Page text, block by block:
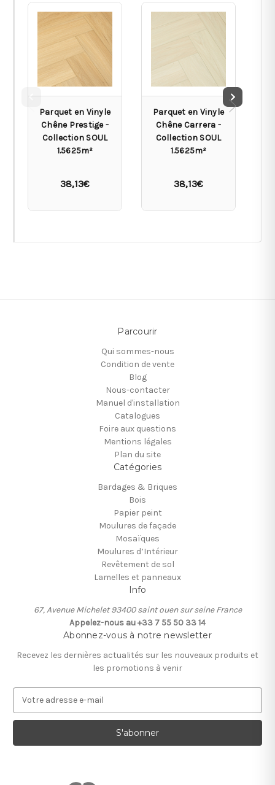
Parquet en Vinyle
Chêne Prestige -
Collection SOUL
1.5625m²
38,13€
Parquet en Vinyle
Chêne Carrera -
Collection SOUL
1.5625m²
38,13€
Parcourir
Qui sommes-nous
Condition de vente
Blog
Nous-contacter
Manuel d'installation
Catalogues
Foire aux questions
Mentions légales
Plan du site
Catégories
Bardages & Briques
Bois
Papier peint
Moulures de façade
Mosaïques
Moulures d’Intérieur
Revêtement de sol
Lamelles et panneaux
Info
67, Avenue Michelet 93400 saint ouen sur seine France
Appelez-nous au +33 7 55 50 33 14
Abonnez-vous à notre newsletter
Recevez les dernières actualités sur les nouveaux produits et
les promotions à venir
r
s